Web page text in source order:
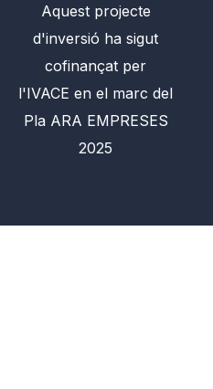
Aquest projecte
d'inversió ha sigut
cofinançat per
l'IVACE en el marc del
Pla ARA EMPRESES
2025